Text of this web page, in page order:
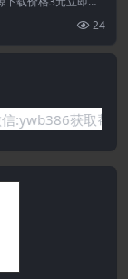
24
获取帮助！